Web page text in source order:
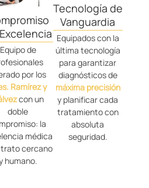
Equipo de
por los
Ramírez y
con un
doble
la
médica
trato cercano
humano.
Tecnología de
Vanguardia
Equipados con la
última tecnología
para garantizar
diagnósticos de
máxima precisión
y planificar cada
tratamiento con
absoluta
seguridad.